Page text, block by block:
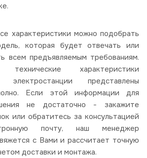
характеристики можно подобрать
которая будет отвечать или
всем предъявляемым требованиям.
характеристики
электростанции представлены
Если этой информации для
не достаточно - закажите
или обратитесь за консультацией
почту, наш менеджер
с Вами и рассчитает точную
доставки и монтажа.